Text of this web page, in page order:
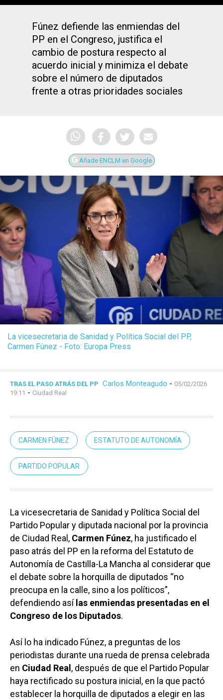
Fúnez defiende las enmiendas del
PP en el Congreso, justifica el
cambio de postura respecto al
acuerdo inicial y minimiza el debate
sobre el número de diputados
frente a otras prioridades sociales
Añade ENCLM en Google
La vicesecretaria de Sanidad y Política Social del PP,
Carmen Fúnez - Foto: Europa Press
TRAS EL PASO ATRÁS DEL PP Carlos Monteagudo - 05/02/2026
19:11 - Ciudad Real
CARMEN FÚNEZ ESTATUTO DE AUTONOMÍA
PARTIDO POPULAR
La vicesecretaria de Sanidad y Política Social del
Partido Popular y diputada nacional por la provincia
de Ciudad Real, Carmen Fúnez, ha justificado el
paso atrás del PP en la reforma del Estatuto de
Autonomía de Castilla-La Mancha al considerar que
el debate sobre la horquilla de diputados “no
preocupa en la calle, sino a los políticos”,
defendiendo asílas enmiendas presentadas en el
Congreso de los Diputados.
Así lo ha indicado Fúnez, a preguntas de los
periodistas durante una rueda de prensa celebrada
en Ciudad Real, después de que el Partido Popular
haya rectificado su postura inicial, en la que pactó
establecer la horquilla de diputados a elegir en las